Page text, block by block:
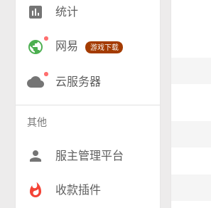
RPG(196)
小游戏(15)
神奇宝贝(26)
工业(9)
insert_chart 统计
public 网易 游戏下载
cloud 云服务器
其他
person 服主管理平台
whatshot 收款插件